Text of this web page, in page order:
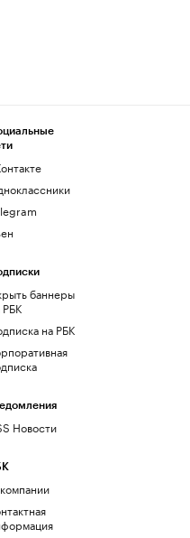
баннеры
РБК
на РБК
Новости